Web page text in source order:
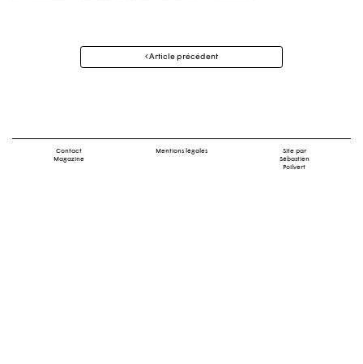
Navigation
Article précédent
Contact
Magazine
Mentions légales
Site par
Sébastien
Poilvert